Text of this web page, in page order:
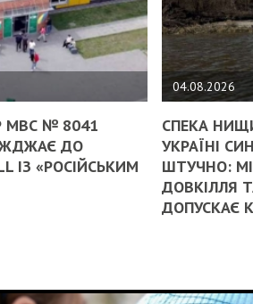
МВС № 8041
ДО
ІЗ «РОСІЙСЬКИМ
04.08.2026
СПЕКА
УКРАЇНІ
ШТУЧНО:
ДОВКІЛЛЯ
ДОПУСКАЄ